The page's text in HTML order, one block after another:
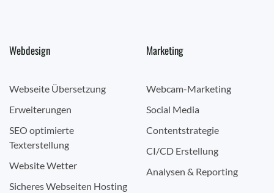
Webdesign
Webseite Übersetzung
Erweiterungen
SEO optimierte
Texterstellung
Website Wetter
Sicheres Webseiten Hosting
Marketing
Webcam-Marketing
Social Media
Contentstrategie
CI/CD Erstellung
Analysen & Reporting